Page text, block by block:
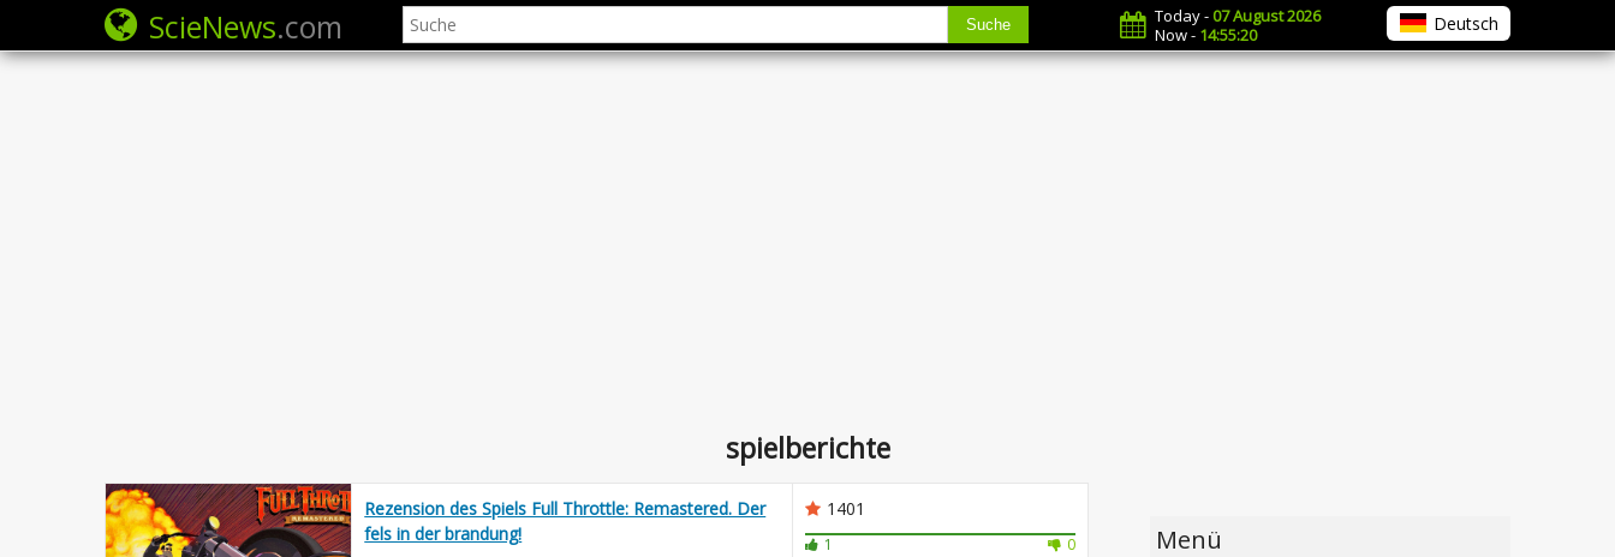
ScieNews.com Suche Today -07 August 2026
Now - 14:55:22 Deutsch
spielberichte
Rezension des Spiels Full Throttle: Remastered. Der
fels in der brandung!
1401
1
0
Menü